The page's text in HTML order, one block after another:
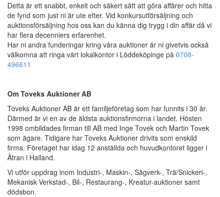
Detta är ett snabbt, enkelt och säkert sätt att göra affärer och hitta
de fynd som just ni är ute efter. Vid konkursutförsäljning och
auktionsförsäljning hos oss kan du känna dig trygg i din affär då vi
har flera decenniers erfarenhet.
Har ni andra funderingar kring våra auktioner är ni givetvis också
välkomna att ringa vårt lokalkontor i Löddeköpinge på 0708-
496611
Om Toveks Auktioner AB
Toveks Auktioner AB är ett familjeföretag som har funnits i 30 år.
Därmed är vi en av de äldsta auktionsfirmorna i landet. Hösten
1998 ombildades firman till AB med Inge Tovek och Martin Tovek
som ägare. Tidigare har Toveks Auktioner drivits som enskild
firma. Företaget har idag 12 anställda och huvudkontoret ligger i
Ätran i Halland.
Vi utför uppdrag inom Industri-, Maskin-, Sågverk-, Trä/Snickeri-,
Mekanisk Verkstad-, Bil-, Restaurang-, Kreatur-auktioner samt
dödsbon.